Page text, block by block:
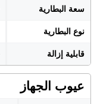
سعة البطارية
نوع البطارية
قابلية إزالة
عيوب الجهاز